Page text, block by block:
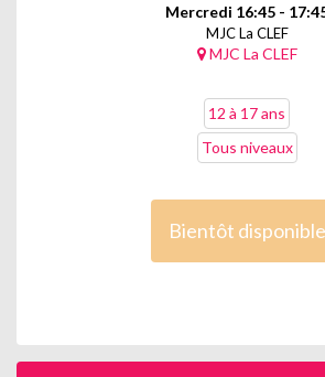
Mercredi 16:45 -
MJC La CLEF
MJC La CLEF
12 à 17 ans
Tous niveaux
Bientôt disponible